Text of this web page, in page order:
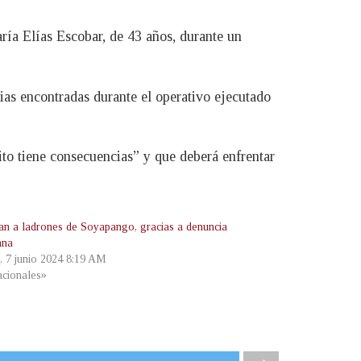
Elías Escobar, de 43 años, durante un
encontradas durante el operativo ejecutado
consecuencias” y que deberá enfrentar
a ladrones de Soyapango, gracias a denuncia
7 junio 2024 8:19 AM